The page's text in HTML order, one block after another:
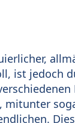
ist jedoch
mitunter